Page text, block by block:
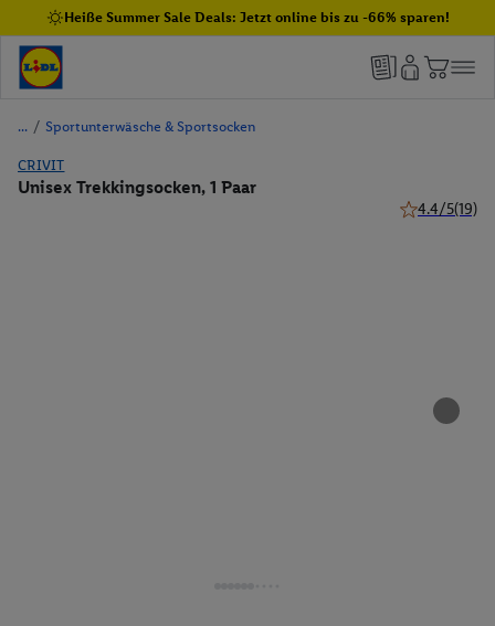
Heiße Summer Sale Deals: Jetzt online bis zu -66% sparen!
/ Sportunterwäsche & Sportsocken
CRIVIT
Unisex Trekkingsocken, 1 Paar
4.4/5(19)